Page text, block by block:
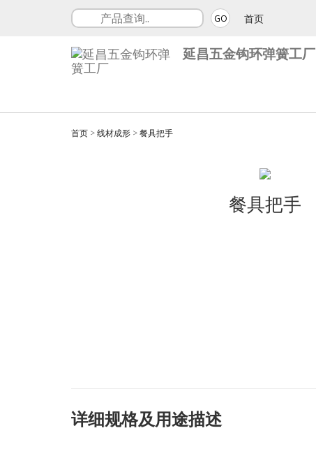
GO 首页
延昌五金钩环弹簧工厂
首页 >线材成形 >餐具把手
餐具把手
详细规格及用途描述